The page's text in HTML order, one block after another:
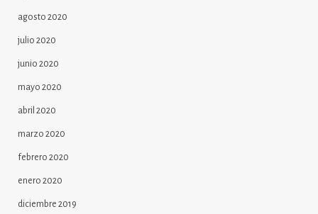
agosto 2020
julio 2020
junio 2020
mayo 2020
abril 2020
marzo 2020
febrero 2020
enero 2020
diciembre 2019